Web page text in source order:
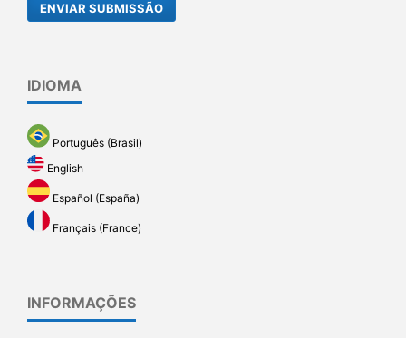
ENVIAR SUBMISSÃO
IDIOMA
Português (Brasil)
English
Español (España)
Français (France)
INFORMAÇÕES